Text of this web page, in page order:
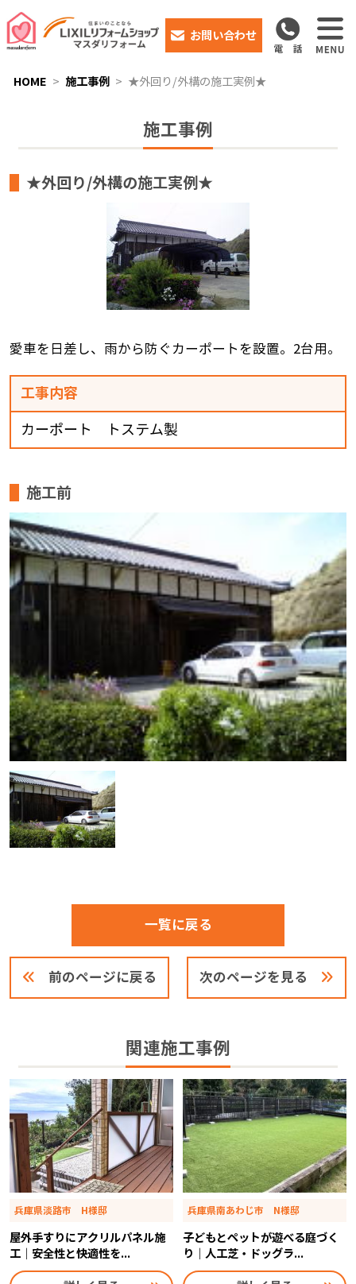
お問い合わせ
HOME 施工事例 ★外回り/外構の施工実例★
施工事例
★外回り/外構の施工実例★
愛車を日差し、雨から防ぐカーポートを設置。2台用。
工事内容
カーポート トステム製
施工前
前のページに戻る
一覧に戻る
次のページを見る
関連施工事例
兵庫県淡路市 H様邸
屋外手すりにアクリルパネル施
工｜安全性と快適性を...
兵庫県南あわじ市 N様邸
子どもとペットが遊べる庭づく
り｜人工芝・ドッグラ...